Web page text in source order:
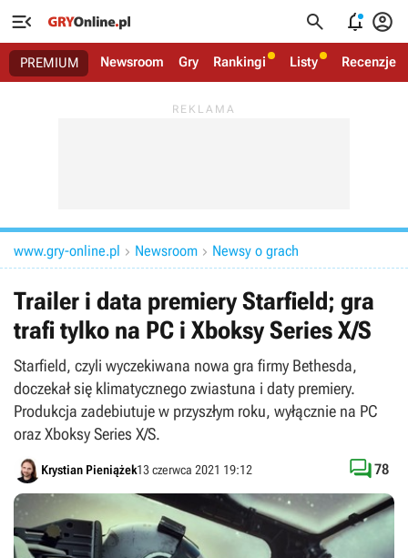
   
PREMIUM Newsroom Gry Rankingi Listy Recenzje
www.gry-online.pl  Newsroom  Newsy o grach
Trailer i data premiery Starfield; gra
trafi tylko na PC i Xboksy Series X/S
Starfield, czyli wyczekiwana nowa gra firmy Bethesda,
doczekał się klimatycznego zwiastuna i daty premiery.
Produkcja zadebiutuje w przyszłym roku, wyłącznie na PC
oraz Xboksy Series X/S.
Krystian Pieniążek13 czerwca 2021 19:12 78